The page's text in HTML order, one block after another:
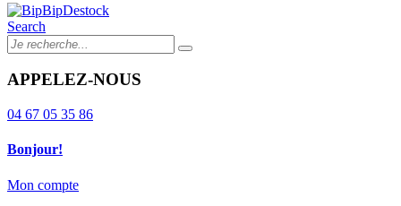
Search
APPELEZ-NOUS
04 67 05 35 86
Bonjour!
Mon compte